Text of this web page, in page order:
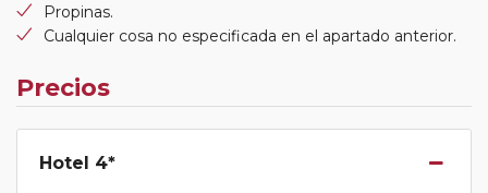
Propinas.
Cualquier cosa no especificada en el apartado anterior.
Precios
Hotel 4*